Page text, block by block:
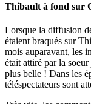
Thibault à fond sur
Lorsque la diffusion
étaient braqués sur
mois auparavant, les
était attiré par la
plus belle ! Dans les
téléspectateurs sont